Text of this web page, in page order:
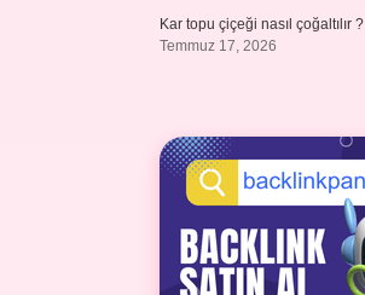
Kar topu çiçeği nasıl çoğaltılır ?
Temmuz 17, 2026